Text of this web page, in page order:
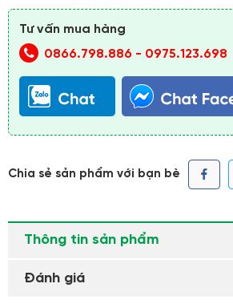
Tư vấn mua hàng
0866.798.886 - 0975.123.698
Chia sẻ sản phẩm với bạn bè
Thông tin sản phẩm
Đánh giá